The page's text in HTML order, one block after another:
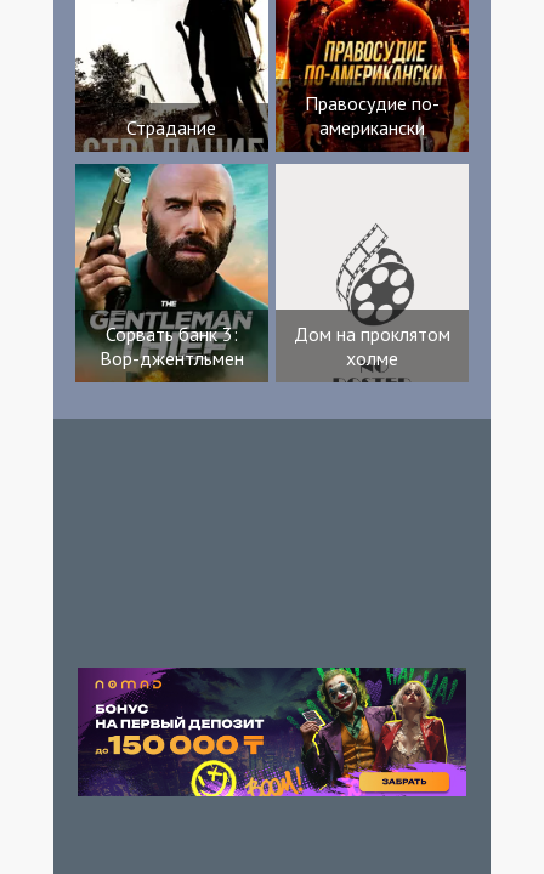
Страдание
Правосудие по-
американски
Сорвать банк 3:
Вор-джентльмен
Дом на проклятом
холме